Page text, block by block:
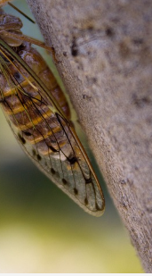
한중미
윤아르떼